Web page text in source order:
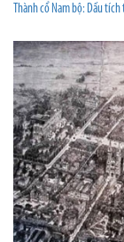
Thành cổ Nam bộ: Dấu